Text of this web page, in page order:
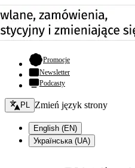
Promocje- otwiera się w nowej
Newsletter
Podcasty
Zmień język - bieżący:
PL Zmień język strony
English (EN)
Українська (UA)